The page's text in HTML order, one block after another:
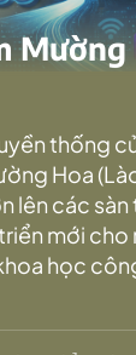
Mường
thống
Hoa
lên các
mới cho
học